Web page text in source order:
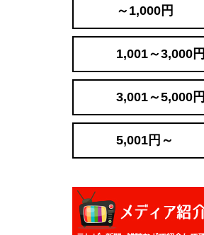
～1,000円
1,001～3,000円
3,001～5,000円
5,001円～